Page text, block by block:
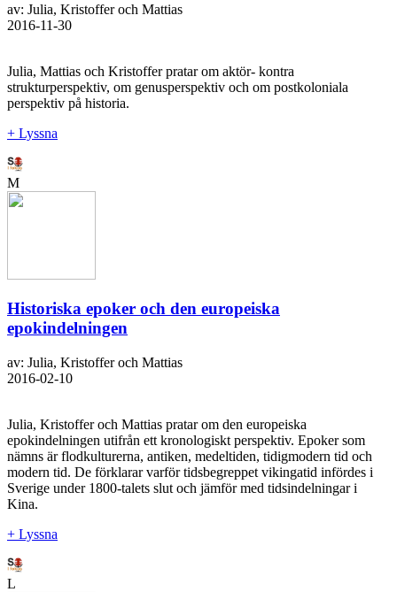
av: Julia, Kristoffer och Mattias
2016-11-30
Julia, Mattias och Kristoffer pratar om aktör- kontra
strukturperspektiv, om genusperspektiv och om postkoloniala
perspektiv på historia.
+ Lyssna
M
Historiska epoker och den europeiska
epokindelningen
av: Julia, Kristoffer och Mattias
2016-02-10
Julia, Kristoffer och Mattias pratar om den europeiska
epokindelningen utifrån ett kronologiskt perspektiv. Epoker som
nämns är flodkulturerna, antiken, medeltiden, tidigmodern tid och
modern tid. De förklarar varför tidsbegreppet vikingatid infördes i
Sverige under 1800-talets slut och jämför med tidsindelningar i
Kina.
+ Lyssna
L